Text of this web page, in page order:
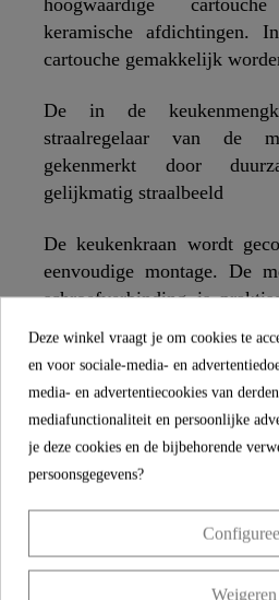
hoogwaardige
keramische afdichtingen.
cartouche gemakkelijk
De in de
straalregelaar van de
gekenmerkt door
gelijkmatig straalbeeld
De keukenkraan wordt
eenvoudige montage. De
schroefverbinding is
en kan snel worden
De levering omvat een
een meertalige,
installatiehandleiding. De
aansluitslangen
drinkwatersysteem zijn
Deze winkel vraagt je om cookies te
en voor sociale-media- en
media- en advertentiecookies van
mediafunctionaliteit en persoonlijke
je deze cookies en de bijbehorende
persoonsgegevens?
Weigeren